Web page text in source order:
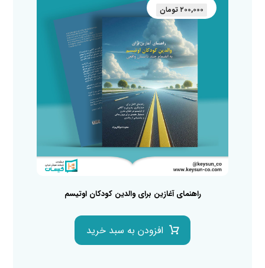
راهنمای آغازین برای والدین کودکان اوتیسم
۲۰۰,۰۰۰ تومان
افزودن به سبد خرید